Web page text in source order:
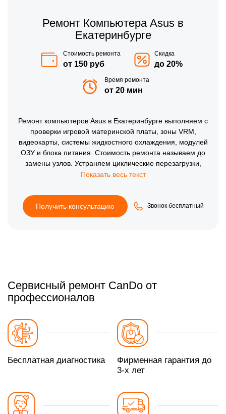
Ремонт Компьютера Asus в
Екатеринбурге
Стоимость ремонта
от 150 руб
Скидка
до 20%
Время ремонта
от 20 мин
Ремонт компьютеров Asus в Екатеринбурге выполняем с
проверки игровой материнской платы, зоны VRM,
видеокарты, системы жидкостного охлаждения, модулей
ОЗУ и блока питания. Стоимость ремонта называем до
замены узлов. Устраняем циклические перезагрузки,
троттлинг, зависания в играх и отсутствие инициализации,
звук, USB-порты и общую стабильность ПК под нагрузкой
после ремонта.
Получить консультацию Звонок бесплатный
Сервисный ремонт CanDo от
профессионалов
Бесплатная диагностика
Фирменная гарантия до
3-х лет